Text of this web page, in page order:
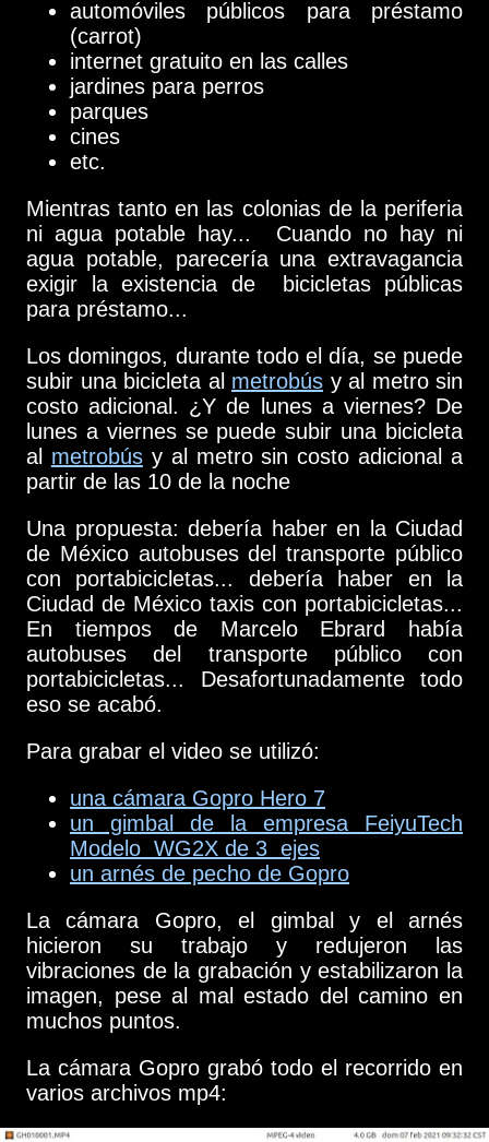
automóviles públicos para préstamo
(carrot)
internet gratuito en las calles
jardines para perros
parques
cines
etc.
Mientras tanto en las colonias de la periferia
ni agua potable hay... Cuando no hay ni
agua potable, parecería una extravagancia
exigir la existencia de bicicletas públicas
para préstamo...
Los domingos, durante todo el día, se puede
subir una bicicleta al metrobús y al metro sin
costo adicional. ¿Y de lunes a viernes? De
lunes a viernes se puede subir una bicicleta
al metrobúsy al metro sin costo adicional a
partir de las 10 de la noche
Una propuesta: debería haber en la Ciudad
de México autobuses del transporte público
con portabicicletas... debería haber en la
Ciudad de México taxis con portabicicletas...
En tiempos de Marcelo Ebrard había
autobuses del transporte público con
portabicicletas... Desafortunadamente todo
eso se acabó.
Para grabar el video se utilizó:
una cámara Gopro Hero 7
un gimbal de la empresa FeiyuTech
Modelo WG2X de 3 ejes
un arnés de pecho de Gopro
La cámara Gopro, el gimbal y el arnés
hicieron su trabajo y redujeron las
vibraciones de la grabación y estabilizaron la
imagen, pese al mal estado del camino en
muchos puntos.
La cámara Gopro grabó todo el recorrido en
varios archivos mp4: